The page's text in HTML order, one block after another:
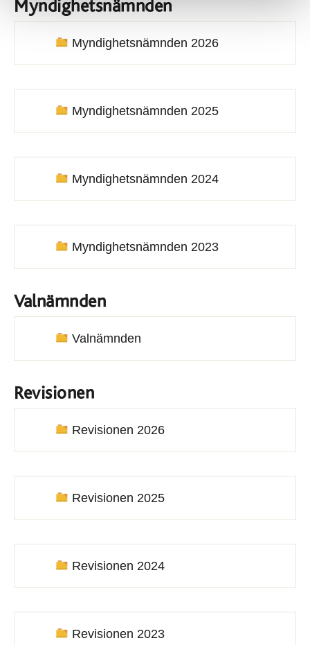
Myndighetsnämnden
Myndighetsnämnden 2026
Myndighetsnämnden 2025
Myndighetsnämnden 2024
Myndighetsnämnden 2023
Valnämnden
Valnämnden
Revisionen
Revisionen 2026
Revisionen 2025
Revisionen 2024
Revisionen 2023